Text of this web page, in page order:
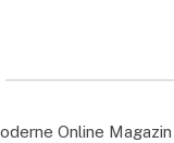
Online